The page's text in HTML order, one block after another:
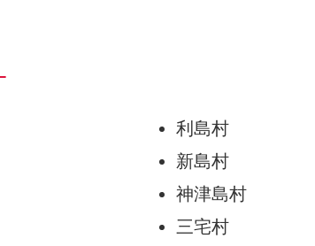
利島村
新島村
神津島村
三宅村